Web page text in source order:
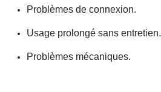
Problèmes de connexion.
Usage prolongé sans entretien.
Problèmes mécaniques.